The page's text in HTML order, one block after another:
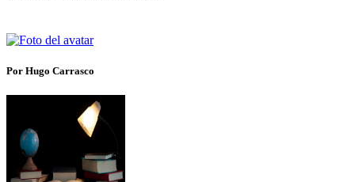
Por Hugo Carrasco